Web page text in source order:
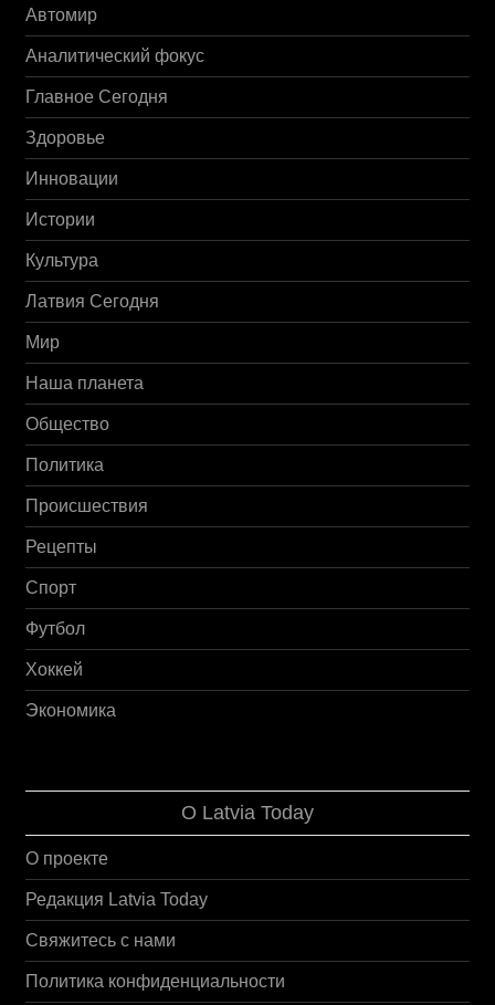
Автомир
Аналитический фокус
Главное Сегодня
Здоровье
Инновации
Истории
Культура
Латвия Сегодня
Мир
Наша планета
Общество
Политика
Происшествия
Рецепты
Спорт
Футбол
Хоккей
Экономика
О Latvia Today
О проекте
Редакция Latvia Today
Свяжитесь с нами
Политика конфиденциальности